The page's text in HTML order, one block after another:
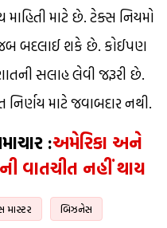
માટે છે. ટેક્સ નિયમો
બદલાઈ શકે છે. કોઈપણ
સલાહ લેવી જરૂરી છે.
માટે જવાબદાર નથી.
:અમેરિકા અને
વાતચીત નહીં થાય
માસ્ટર બિઝનેસ